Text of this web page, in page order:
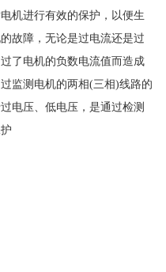
机进行有效的保护，以便生
故障，无论是过电流还是过
了电机的负数电流值而造成
监测电机的两相(三相)线路的
电压、低电压，是通过检测